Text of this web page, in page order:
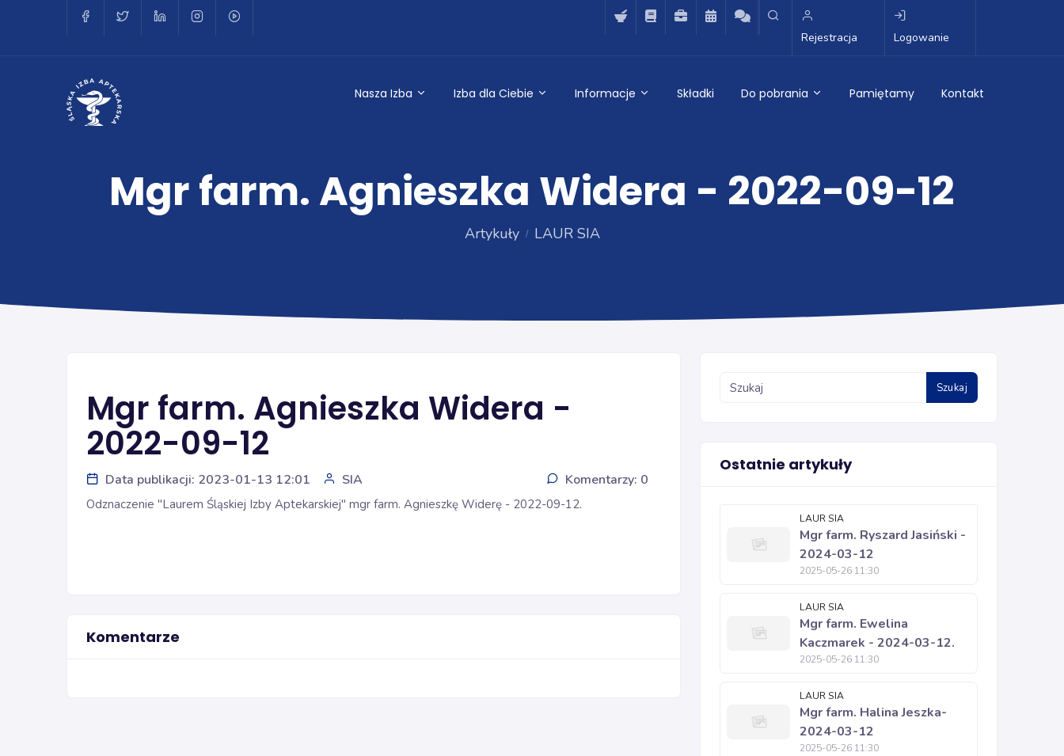
Rejestracja Logowanie
Nasza Izba Izba dla Ciebie Informacje Składki Do pobrania Pamiętamy Kontakt
Mgr farm. Agnieszka Widera - 2022-09-12
Artykuły LAUR SIA
Mgr farm. Agnieszka Widera -
2022-09-12
Data publikacji: 2023-01-13 12:01 SIA Komentarzy: 0
Odznaczenie "Laurem Śląskiej Izby Aptekarskiej" mgr farm. Agnieszkę Widerę - 2022-09-12.
Komentarze
Szukaj
Ostatnie artykuły
LAUR SIA
Mgr farm. Ryszard Jasiński -
2024-03-12
2025-05-26 11:30
LAUR SIA
Mgr farm. Ewelina
Kaczmarek - 2024-03-12.
2025-05-26 11:30
LAUR SIA
Mgr farm. Halina Jeszka-
2024-03-12
2025-05-26 11:30